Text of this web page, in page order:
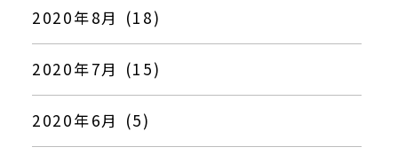
2020年8月 (18)
2020年7月 (15)
2020年6月 (5)